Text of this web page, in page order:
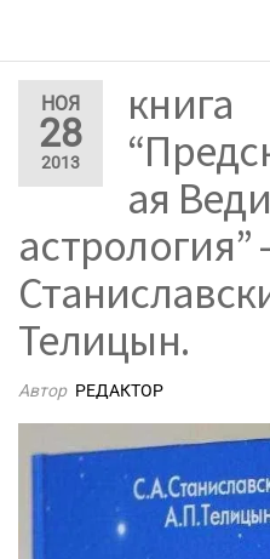
НОЯ
28
2013
книга
ая
астрология”
Телицын.
Автор РЕДАКТОР